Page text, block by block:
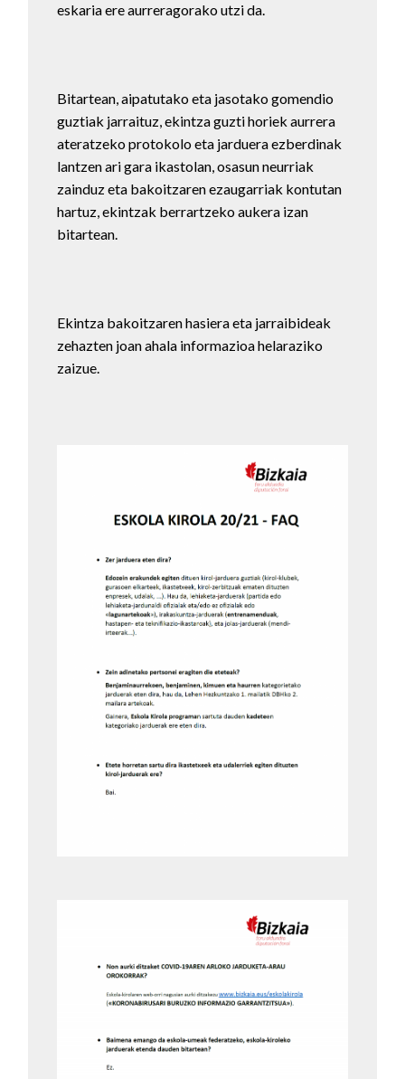
eskaria ere aurreragorako utzi da.
Bitartean, aipatutako eta jasotako gomendio
guztiak jarraituz, ekintza guzti horiek aurrera
ateratzeko protokolo eta jarduera ezberdinak
lantzen ari gara ikastolan, osasun neurriak
zainduz eta bakoitzaren ezaugarriak kontutan
hartuz, ekintzak berrartzeko aukera izan
bitartean.
Ekintza bakoitzaren hasiera eta jarraibideak
zehazten joan ahala informazioa helaraziko
zaizue.